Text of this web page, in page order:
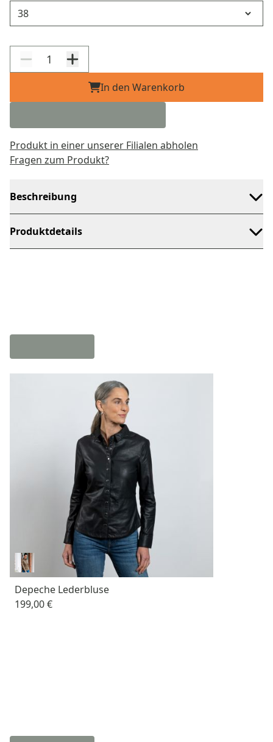
In den Warenkorb
Produkt in einer unserer Filialen abholen
Fragen zum Produkt?
Beschreibung
Produktdetails
Depeche Lederbluse
199,00 €